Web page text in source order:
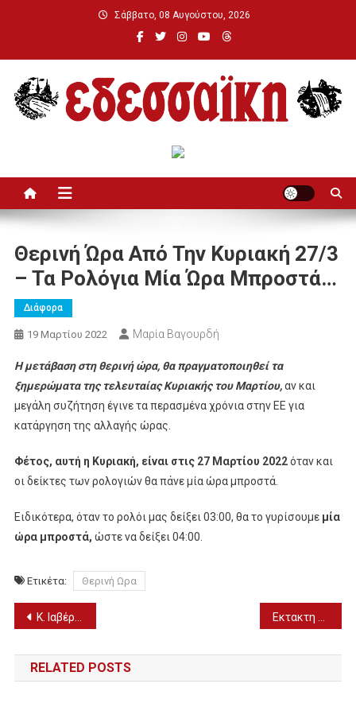
Σάββατο, 08 Αυγούστου, 2026
Θερινή Ώρα Από Την Κυριακή 27/3
– Τα Ρολόγια Μία Ώρα Μπροστά…
Διάφορα
19 Μαρτίου 2022 Μαρία Βαγουρδή
Η μετάβαση στη θερινή ώρα, θα πραγματοποιηθεί τα
ξημερώματα της τελευταίας Κυριακής του Μαρτίου,αν και
μεγάλη συζήτηση έγινε τα περασμένα χρόνια στην ΕΕ για
κατάργηση της αλλαγής ώρας.
Φέτος, αυτή η Κυριακή, είναι στις 27 Μαρτίου 2022όταν και
οι δείκτες των ρολογιών θα πάνε μία ώρα μπροστά.
Ειδικότερα, όταν το ρολόι μας δείξει 03:00, θα το γυρίσουμε μία
ώρα μπροστά, ώστε να δείξει 04:00.
Ετικέτα: Θερινή Ωρα
Πλοήγηση
άρθρων
Κ. Ιαβέρης: Έτσι θα καίει λιγότερο το αυτοκίνητο (ΒΙΝΤΕΟ)
RELATED POSTS